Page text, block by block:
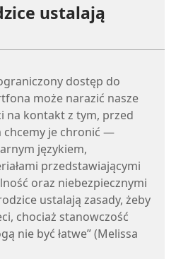
ustalają
dostęp do
może narazić nasze
na kontakt z tym, przed
chcemy je chronić —
językiem,
przedstawiającymi
oraz niebezpiecznymi
ustalają zasady, żeby
chociaż stanowczość
nie być łatwe” (Melissa